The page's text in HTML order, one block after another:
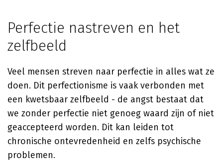
Perfectie nastreven en het
zelfbeeld
Veel mensen streven naar perfectie in alles wat ze
doen. Dit perfectionisme is vaak verbonden met
een kwetsbaar zelfbeeld - de angst bestaat dat
we zonder perfectie niet genoeg waard zijn of niet
geaccepteerd worden. Dit kan leiden tot
chronische ontevredenheid en zelfs psychische
problemen.